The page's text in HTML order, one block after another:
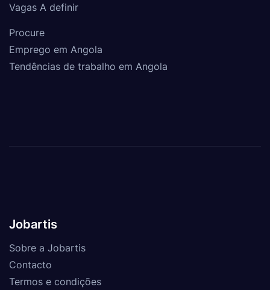
Vagas A definir
Procure
Emprego em Angola
Tendências de trabalho em Angola
Jobartis
Sobre a Jobartis
Contacto
Termos e condições